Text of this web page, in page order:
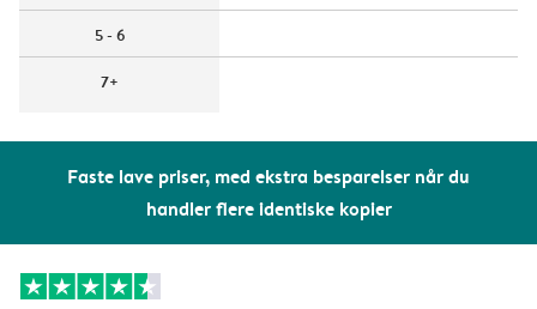
Faste lave priser, med ekstra besparelser når du
handler flere identiske kopier
5 - 6
7+